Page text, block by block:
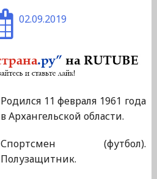
02.09.2019
Родился 11 февраля 1961 года
в Архангельской области.
Спортсмен (футбол).
Полузащитник.